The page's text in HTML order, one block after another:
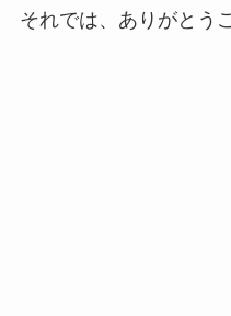
それでは、ありがとう